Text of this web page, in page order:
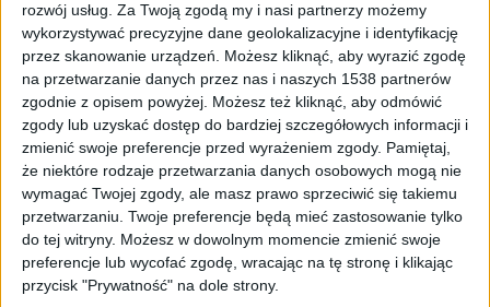
rozwój usług. Za Twoją zgodą my i nasi partnerzy możemy
wykorzystywać precyzyjne dane geolokalizacyjne i identyfikację
przez skanowanie urządzeń. Możesz kliknąć, aby wyrazić zgodę
na przetwarzanie danych przez nas i naszych 1538 partnerów
zgodnie z opisem powyżej. Możesz też kliknąć, aby odmówić
zgody lub uzyskać dostęp do bardziej szczegółowych informacji i
zmienić swoje preferencje przed wyrażeniem zgody. Pamiętaj,
że niektóre rodzaje przetwarzania danych osobowych mogą nie
wymagać Twojej zgody, ale masz prawo sprzeciwić się takiemu
przetwarzaniu. Twoje preferencje będą mieć zastosowanie tylko
do tej witryny. Możesz w dowolnym momencie zmienić swoje
preferencje lub wycofać zgodę, wracając na tę stronę i klikając
przycisk "Prywatność" na dole strony.
Wnętrze Hyundaia Ioniq 5 Disney Foto: materiały prasowe/Hyundai
2023 rok to bardzo ważna data dla Disney'a. Ta
amerykańska korporacja, która zajmuje się głównie
dostarczaniem rozrywki i tworzeniem filmów i
animacji, kończy właśnie 100 lat. Na najbliższe
miesiące zaplanowano szereg kampanii, promocji,
współprac i setki innych akcji związanych właśnie z
tą okrągłą rocznicą. Kolejne pokolenia wychowują